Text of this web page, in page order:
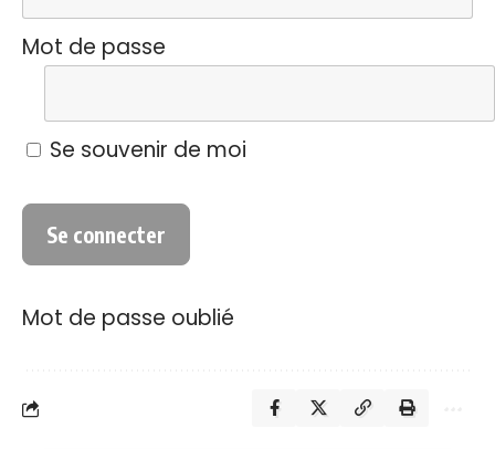
Mot de passe
Se souvenir de moi
Mot de passe oublié